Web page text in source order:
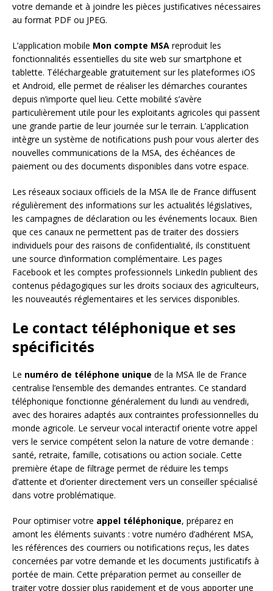
votre demande et à joindre les pièces justificatives nécessaires
au format PDF ou JPEG.
L’application mobile Mon compte MSA reproduit les
fonctionnalités essentielles du site web sur smartphone et
tablette. Téléchargeable gratuitement sur les plateformes iOS
et Android, elle permet de réaliser les démarches courantes
depuis n’importe quel lieu. Cette mobilité s’avère
particulièrement utile pour les exploitants agricoles qui passent
une grande partie de leur journée sur le terrain. L’application
intègre un système de notifications push pour vous alerter des
nouvelles communications de la MSA, des échéances de
paiement ou des documents disponibles dans votre espace.
Les réseaux sociaux officiels de la MSA Ile de France diffusent
régulièrement des informations sur les actualités législatives,
les campagnes de déclaration ou les événements locaux. Bien
que ces canaux ne permettent pas de traiter des dossiers
individuels pour des raisons de confidentialité, ils constituent
une source d’information complémentaire. Les pages
Facebook et les comptes professionnels LinkedIn publient des
contenus pédagogiques sur les droits sociaux des agriculteurs,
les nouveautés réglementaires et les services disponibles.
Le contact téléphonique et ses
spécificités
Le numéro de téléphone unique de la MSA Ile de France
centralise l’ensemble des demandes entrantes. Ce standard
téléphonique fonctionne généralement du lundi au vendredi,
avec des horaires adaptés aux contraintes professionnelles du
monde agricole. Le serveur vocal interactif oriente votre appel
vers le service compétent selon la nature de votre demande :
santé, retraite, famille, cotisations ou action sociale. Cette
première étape de filtrage permet de réduire les temps
d’attente et d’orienter directement vers un conseiller spécialisé
dans votre problématique.
Pour optimiser votre appel téléphonique, préparez en
amont les éléments suivants : votre numéro d’adhérent MSA,
les références des courriers ou notifications reçus, les dates
concernées par votre demande et les documents justificatifs à
portée de main. Cette préparation permet au conseiller de
traiter votre dossier plus rapidement et de vous apporter une